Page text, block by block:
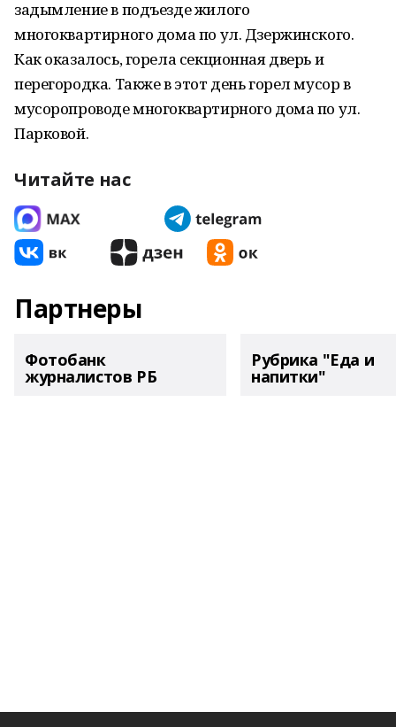
задымление в подъезде жилого
многоквартирного дома по ул. Дзержинского.
Как оказалось, горела секционная дверь и
перегородка. Также в этот день горел мусор в
мусоропроводе многоквартирного дома по ул.
Парковой.
Читайте нас
Партнеры
Фотобанк
журналистов РБ
Рубрика "Еда и
напитки"